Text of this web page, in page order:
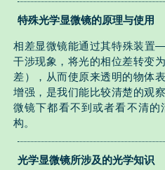
特殊光学显微镜的原理与使用
相差显微镜能通过其特殊装置
干涉现象，将光的相位差转变
差），从而使原来透明的物体
增强，是我们能比较清楚的观
微镜下都看不到或者看不清
构。
光学显微镜所涉及的光学知识